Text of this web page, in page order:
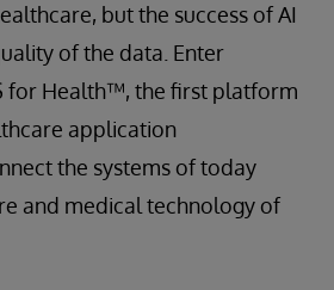
but the success of AI
of the data. Enter
for Health™, the first platform
application
the systems of today
and medical technology of